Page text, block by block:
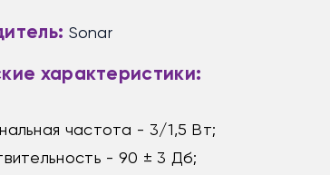
Sonar
характеристики:
частота - 3/1,5 Вт;
- 90 ± 3 Дб;